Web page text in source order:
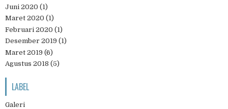
Juni 2020 (1)
Maret 2020 (1)
Februari 2020 (1)
Desember 2019 (1)
Maret 2019 (6)
Agustus 2018 (5)
LABEL
Galeri